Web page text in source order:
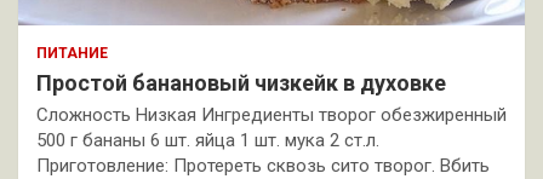
ПИТАНИЕ
Простой банановый чизкейк в духовке
Сложность Низкая Ингредиенты творог обезжиренный
500 г бананы 6 шт. яйца 1 шт. мука 2 ст.л.
Приготовление: Протереть сквозь сито творог. Вбить